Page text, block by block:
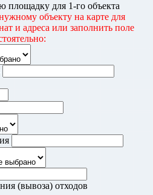
площадку для 1-го объекта
объекту на карте для
и адреса или заполнить поле
(вывоза) отходов